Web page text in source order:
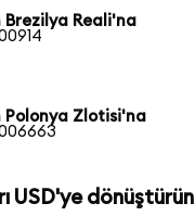
Reali'na
Polonya Zlotisi'na
USD'ye dönüştürün